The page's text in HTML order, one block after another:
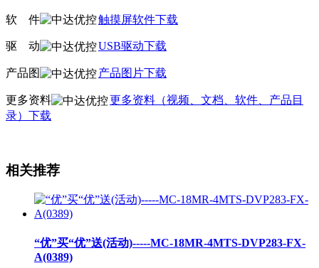
软 件 触摸屏软件下载
驱 动 USB驱动下载
产品图 产品图片下载
更多资料
更多资料（视频、文档、软件、产品目
录）下载
相关推荐
“优”买“优”送(活动)-----MC-18MR-4MTS-DVP283-FX-
A(0389)